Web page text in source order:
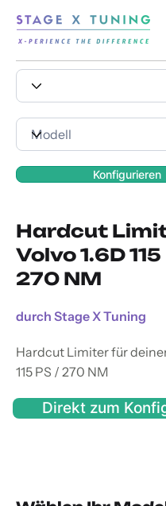
Konfigurieren
Hardcut
Volvo 1.6D 115
270 NM
durch Stage X Tuning
Hardcut Limiter für
115 PS / 270 NM
Direkt zum